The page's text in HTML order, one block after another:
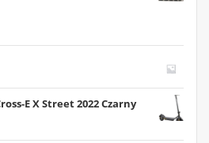
E X Street 2022 Czarny